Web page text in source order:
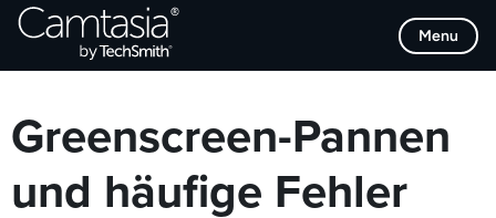
Direkt
zum
Menu
Browse Categories
Greenscreen-Pannen
und häufige Fehler